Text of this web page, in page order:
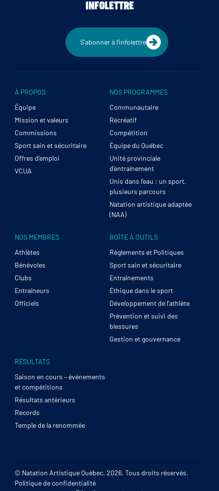
INFOLETTRE
S'abonner à l'infolettre
À PROPOS
Équipe
Mission et valeurs
Commissions
Sport sain et sécuritaire
Offres d’emploi
VCUA
NOS PROGRAMMES
Communautaire
Récréatif
Compétition
Équipe du Québec
Unité provinciale
d’entraînement
Unis dans l’eau : un sport,
plusieurs parcours
Natation artistique adaptée
(NAA)
NOS MEMBRES
Athlètes
Bénévoles
Clubs
Entraîneurs
Officiels
BOÎTE À OUTILS
Règlements et Politiques
Sport sain et sécuritaire
Entraînements
Éthique dans le sport
Développement de l’athlète
Prévention et suivi des
blessures
Gestion et gouvernance
RÉSULTATS
Saison en cours – événements
et compétitions
Résultats antérieurs
Records
Temple de la renommée
© Natation Artistique Québec, 2026. Tous droits réservés.
Politique de confidentialité